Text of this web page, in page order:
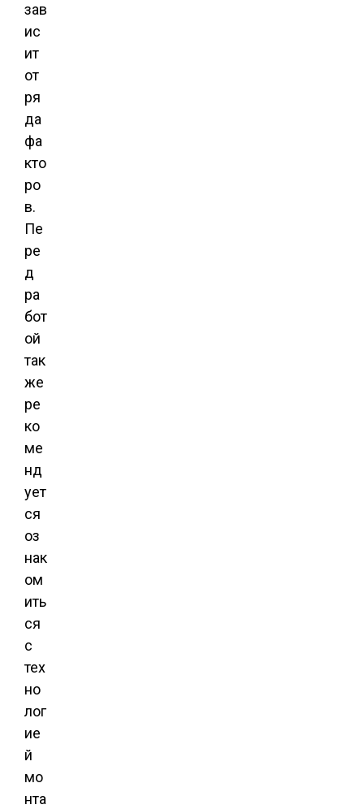
зав
ис
ит
от
ря
да
фа
кто
ро
в.
Пе
ре
д
ра
бот
ой
так
же
ре
ко
ме
нд
ует
ся
оз
нак
ом
ить
ся
с
тех
но
лог
ие
й
мо
нта